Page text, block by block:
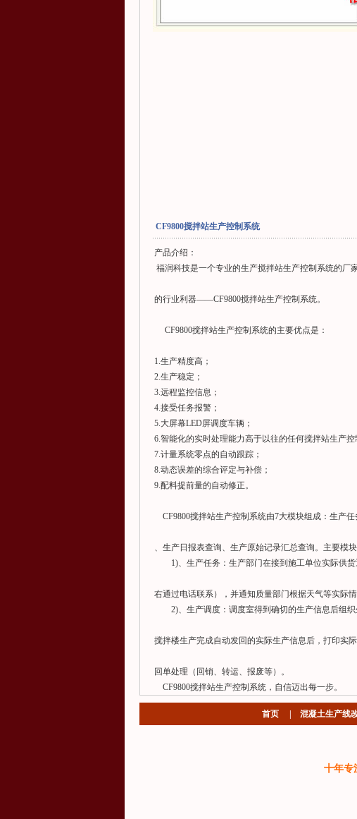
CF9800搅拌站生产控制系统
产品介绍：
福润科技是一个专业的生产搅拌站生产控制系统的厂
的行业利器——CF9800搅拌站生产控制系统。
CF9800搅拌站生产控制系统的主要优点是：
1.生产精度高；
2.生产稳定；
3.远程监控信息；
4.接受任务报警；
5.大屏幕LED屏调度车辆；
6.智能化的实时处理能力高于以往的任何搅拌站生产控
7.计量系统零点的自动跟踪；
8.动态误差的综合评定与补偿；
9.配料提前量的自动修正。
CF9800搅拌站生产控制系统由7大模块组成：生产
、生产日报表查询、生产原始记录汇总查询。主要模块
1)、生产任务：生产部门在接到施工单位实际供货
右通过电话联系），并通知质量部门根据天气等实际情
2)、生产调度：调度室得到确切的生产信息后组织
搅拌楼生产完成自动发回的实际生产信息后，打印实
回单处理（回销、转运、报废等）。
CF9800搅拌站生产控制系统，自信迈出每一步。
首页 混凝土生产线
十年专